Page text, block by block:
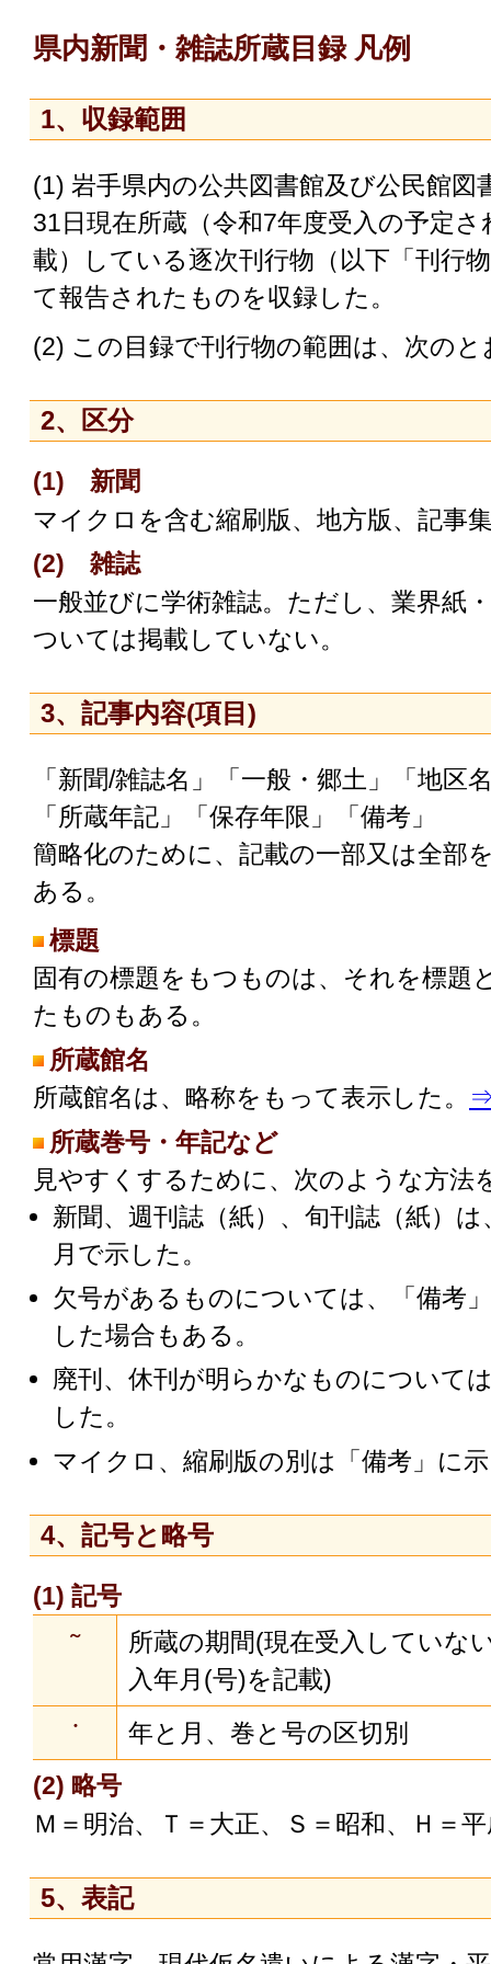
県内新聞・雑誌所蔵目録 凡例
1、収録範囲
(1) 岩手県内の公共図書館及び公民館図
31日現在所蔵（令和7年度受入の予定
載）している逐次刊行物（以下「刊行
て報告されたものを収録した。
(2) この目録で刊行物の範囲は、次の
2、区分
(1) 新聞
マイクロを含む縮刷版、地方版、記事
(2) 雑誌
一般並びに学術雑誌。ただし、業界紙
ついては掲載していない。
3、記事内容(項目)
「新聞/雑誌名」「一般・郷土」「地区
「所蔵年記」「保存年限」「備考」
簡略化のために、記載の一部又は全部
ある。
標題
固有の標題をもつものは、それを標題
たものもある。
所蔵館名
所蔵館名は、略称をもって表示した。
所蔵巻号・年記など
見やすくするために、次のような方法
新聞、週刊誌（紙）、旬刊誌（紙）
月で示した。
欠号があるものについては、「備考
した場合もある。
廃刊、休刊が明らかなものについて
した。
マイクロ、縮刷版の別は「備考」に
4、記号と略号
(1) 記号
～
所蔵の期間(現在受入していな
入年月(号)を記載)
・
年と月、巻と号の区切別
(2) 略号
Ｍ＝明治、Ｔ＝大正、Ｓ＝昭和、Ｈ＝
5、表記